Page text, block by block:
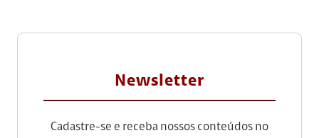
Newsletter
Cadastre-se e receba nossos conteúdos no